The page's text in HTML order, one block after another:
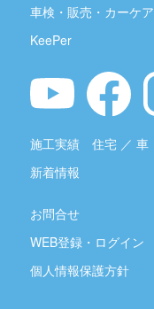
車検・販売・カーケア
KeePer
施工実績 住宅／ 車
新着情報
お問合せ
WEB登録・ログイン
個人情報保護方針